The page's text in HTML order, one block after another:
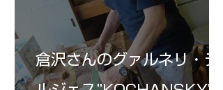
倉沢さんのグァルネリ・デ